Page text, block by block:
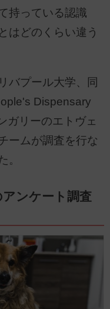
持っている認識
はどのくらい違う
バプール大学、同
Dispensary
ガリーのエトヴェ
ームが調査を行な
。
ンケート調査